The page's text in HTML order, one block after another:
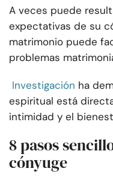
A veces puede
expectativas de su
matrimonio puede
problemas
Investigación ha
espiritual está
intimidad y el
8 pasos
cónyuge